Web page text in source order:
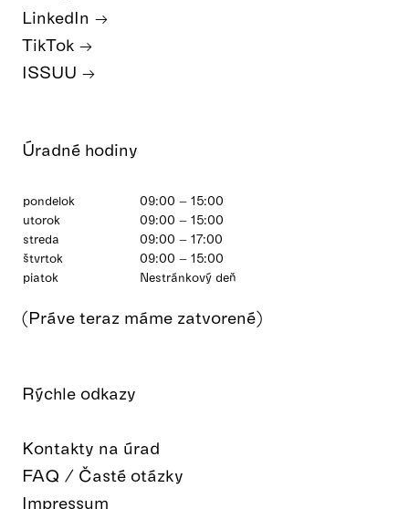
Rýchle odkazy
Kontakty na úrad
FAQ / Časté otázky
Impressum
Úradné hodiny
pondelok
09:00 – 15:00
utorok
09:00 – 15:00
streda
09:00 – 17:00
štvrtok
09:00 – 15:00
piatok
Nestránkový deň
(Práve teraz máme zatvorené)
LinkedIn
TikTok
ISSUU